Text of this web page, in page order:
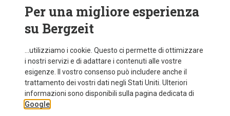
Risparmi 26%
Per una migliore esperienza
su Bergzeit
...utilizziamo i cookie. Questo ci permette di ottimizzare
i nostri servizi e di adattare i contenuti alle vostre
esigenze. Il vostro consenso può includere anche il
trattamento dei vostri dati negli Stati Uniti. Ulteriori
informazioni sono disponibili sulla pagina dedicata di
Google